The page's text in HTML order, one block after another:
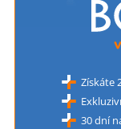
Získáte
30 dní